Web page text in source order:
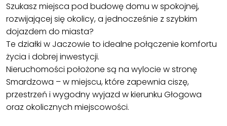
Szukasz miejsca pod budowę domu w spokojnej,
rozwijającej się okolicy, a jednocześnie z szybkim
dojazdem do miasta?
Te działki w Jaczowie to idealne połączenie komfortu
życia i dobrej inwestycji.
Nieruchomości położone są na wylocie w stronę
Smardzowa – w miejscu, które zapewnia ciszę,
przestrzeń i wygodny wyjazd w kierunku Głogowa
oraz okolicznych miejscowości.